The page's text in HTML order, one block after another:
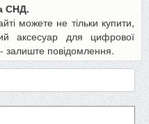
СНД.
можете не тільки купити,
аксесуар для цифрової
залиште повідомлення.